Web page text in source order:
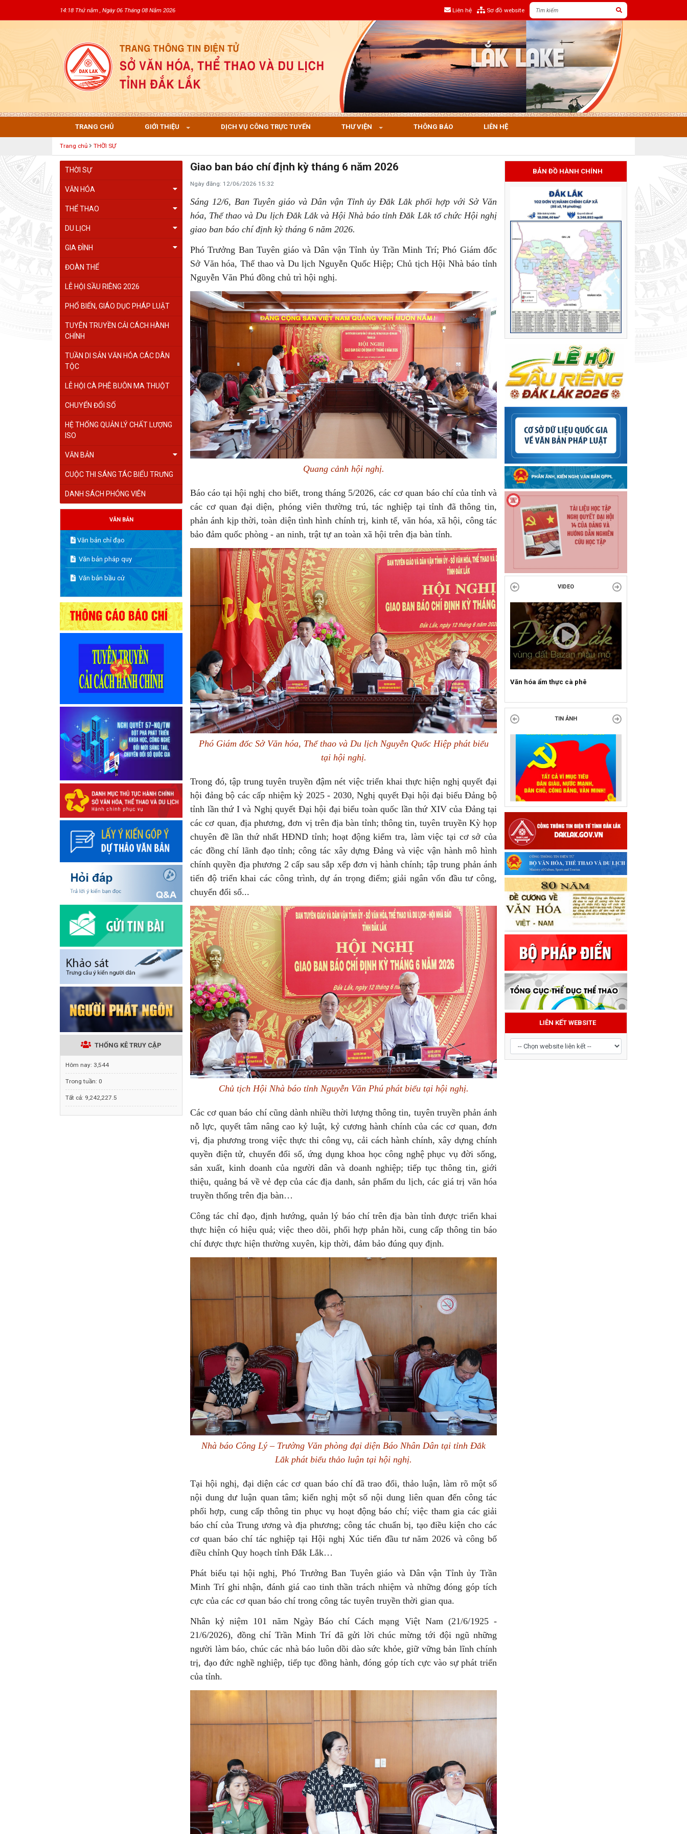
14:18 Thứ năm , Ngày 06 Tháng 08 Năm 2026 Liên hệ Sơ đồ website
TRANG CHỦ GIỚI THIỆU DỊCH VỤ CÔNG TRỰC TUYẾN THƯ VIỆN THÔNG BÁO LIÊN HỆ
Trang chủ THỜI SỰ
THỜI SỰ
VĂN HÓA
THỂ THAO
DU LỊCH
GIA ĐÌNH
ĐOÀN THỂ
LỄ HỘI SẦU RIÊNG 2026
PHỔ BIẾN, GIÁO DỤC PHÁP LUẬT
TUYÊN TRUYỀN CẢI CÁCH HÀNH
CHÍNH
TUẦN DI SẢN VĂN HÓA CÁC DÂN
TỘC
LỄ HỘI CÀ PHÊ BUÔN MA THUỘT
CHUYỂN ĐỔI SỐ
HỆ THỐNG QUẢN LÝ CHẤT LƯỢNG
ISO
VĂN BẢN
CUỘC THI SÁNG TÁC BIỂU TRƯNG
DANH SÁCH PHÓNG VIÊN
VĂN BẢN
Văn bản chỉ đạo
Văn bản pháp quy
Văn bản bầu cử
THỐNG KÊ TRUY CẬP
Hôm nay: 3,544
Trong tuần: 0
Tất cả: 9,242,227.5
Giao ban báo chí định kỳ tháng 6 năm 2026
Ngày đăng: 12/06/2026 15:32
Sáng 12/6, Ban Tuyên giáo và Dân vận Tỉnh ủy Đắk Lắk phối hợp với Sở Văn
hóa, Thể thao và Du lịch Đắk Lắk và Hội Nhà báo tỉnh Đắk Lắk tổ chức Hội nghị
giao ban báo chí định kỳ tháng 6 năm 2026.
Phó Trưởng Ban Tuyên giáo và Dân vận Tỉnh ủy Trần Minh Trí; Phó Giám đốc
Sở Văn hóa, Thể thao và Du lịch Nguyễn Quốc Hiệp; Chủ tịch Hội Nhà báo tỉnh
Nguyễn Văn Phú đồng chủ trì hội nghị.
Quang cảnh hội nghị.
Báo cáo tại hội nghị cho biết, trong tháng 5/2026, các cơ quan báo chí của tỉnh và
các cơ quan đại diện, phóng viên thường trú, tác nghiệp tại tỉnh đã thông tin,
phản ánh kịp thời, toàn diện tình hình chính trị, kinh tế, văn hóa, xã hội, công tác
bảo đảm quốc phòng - an ninh, trật tự an toàn xã hội trên địa bàn tỉnh.
Phó Giám đốc Sở Văn hóa, Thể thao và Du lịch Nguyễn Quốc Hiệp phát biểu
tại hội nghị.
Trong đó, tập trung tuyên truyền đậm nét việc triển khai thực hiện nghị quyết đại
hội đảng bộ các cấp nhiệm kỳ 2025 - 2030, Nghị quyết Đại hội đại biểu Đảng bộ
tỉnh lần thứ I và Nghị quyết Đại hội đại biểu toàn quốc lần thứ XIV của Đảng tại
các cơ quan, địa phương, đơn vị trên địa bàn tỉnh; thông tin, tuyên truyền Kỳ họp
chuyên đề lần thứ nhất HĐND tỉnh; hoạt động kiểm tra, làm việc tại cơ sở của
các đồng chí lãnh đạo tỉnh; công tác xây dựng Đảng và việc vận hành mô hình
chính quyền địa phương 2 cấp sau sắp xếp đơn vị hành chính; tập trung phản ánh
tiến độ triển khai các công trình, dự án trọng điểm; giải ngân vốn đầu tư công,
chuyển đổi số...
Chủ tịch Hội Nhà báo tỉnh Nguyễn Văn Phú phát biểu tại hội nghị.
Các cơ quan báo chí cũng dành nhiều thời lượng thông tin, tuyên truyền phản ánh
nỗ lực, quyết tâm nâng cao kỷ luật, kỷ cương hành chính của các cơ quan, đơn
vị, địa phương trong việc thực thi công vụ, cải cách hành chính, xây dựng chính
quyền điện tử, chuyển đổi số, ứng dụng khoa học công nghệ phục vụ đời sống,
sản xuất, kinh doanh của người dân và doanh nghiệp; tiếp tục thông tin, giới
thiệu, quảng bá về vẻ đẹp của các địa danh, sản phẩm du lịch, các giá trị văn hóa
truyền thống trên địa bàn…
Công tác chỉ đạo, định hướng, quản lý báo chí trên địa bàn tỉnh được triển khai
thực hiện có hiệu quả; việc theo dõi, phối hợp phản hồi, cung cấp thông tin báo
chí được thực hiện thường xuyên, kịp thời, đảm bảo đúng quy định.
Nhà báo Công Lý – Trưởng Văn phòng đại diện Báo Nhân Dân tại tỉnh Đắk
Lắk phát biểu thảo luận tại hội nghị.
Tại hội nghị, đại diện các cơ quan báo chí đã trao đổi, thảo luận, làm rõ một số
nội dung dư luận quan tâm; kiến nghị một số nội dung liên quan đến công tác
phối hợp, cung cấp thông tin phục vụ hoạt động báo chí; việc tham gia các giải
báo chí của Trung ương và địa phương; công tác chuẩn bị, tạo điều kiện cho các
cơ quan báo chí tác nghiệp tại Hội nghị Xúc tiến đầu tư năm 2026 và công bố
điều chỉnh Quy hoạch tỉnh Đắk Lắk…
Phát biểu tại hội nghị, Phó Trưởng Ban Tuyên giáo và Dân vận Tỉnh ủy Trần
Minh Trí ghi nhận, đánh giá cao tinh thần trách nhiệm và những đóng góp tích
cực của các cơ quan báo chí trong công tác tuyên truyền thời gian qua.
Nhân kỷ niệm 101 năm Ngày Báo chí Cách mạng Việt Nam (21/6/1925 -
21/6/2026), đồng chí Trần Minh Trí đã gửi lời chúc mừng tới đội ngũ những
người làm báo, chúc các nhà báo luôn dồi dào sức khỏe, giữ vững bản lĩnh chính
trị, đạo đức nghề nghiệp, tiếp tục đồng hành, đóng góp tích cực vào sự phát triển
của tỉnh.
BẢN ĐỒ HÀNH CHÍNH
VIDEO
Sự kiện mở màn Mùa du lịch 2026
LIÊN KẾT WEBSITE